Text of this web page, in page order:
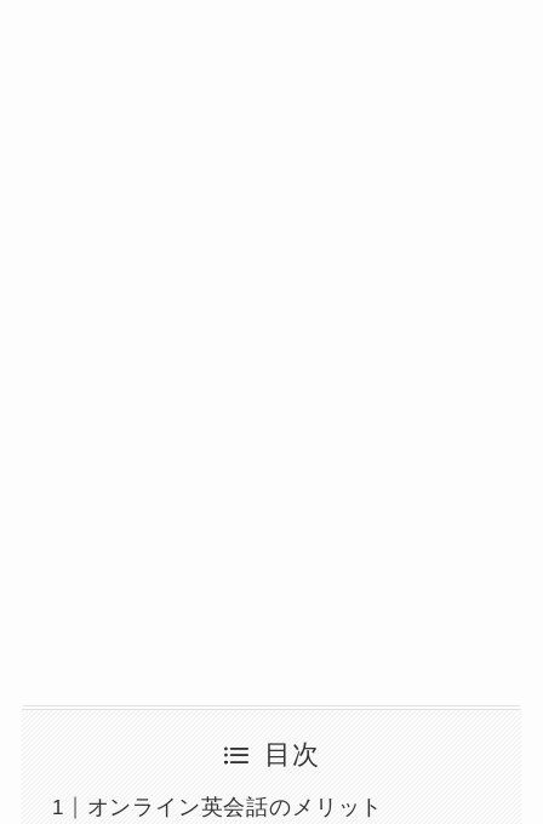
目次
オンライン英会話のメリット